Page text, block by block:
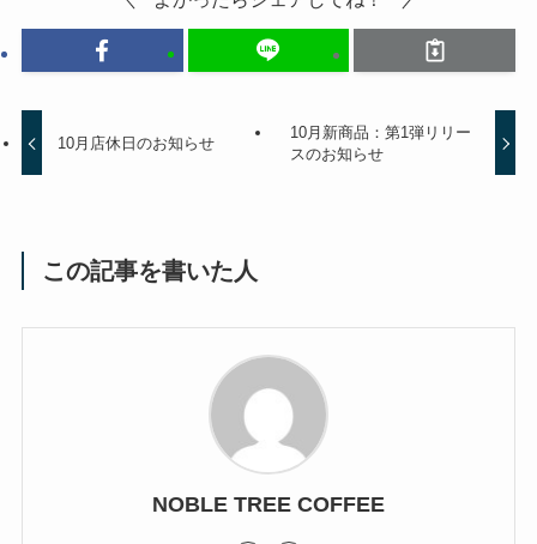
10月店休日のお知らせ
10月新商品：第1弾リリー
スのお知らせ
この記事を書いた人
NOBLE TREE COFFEE